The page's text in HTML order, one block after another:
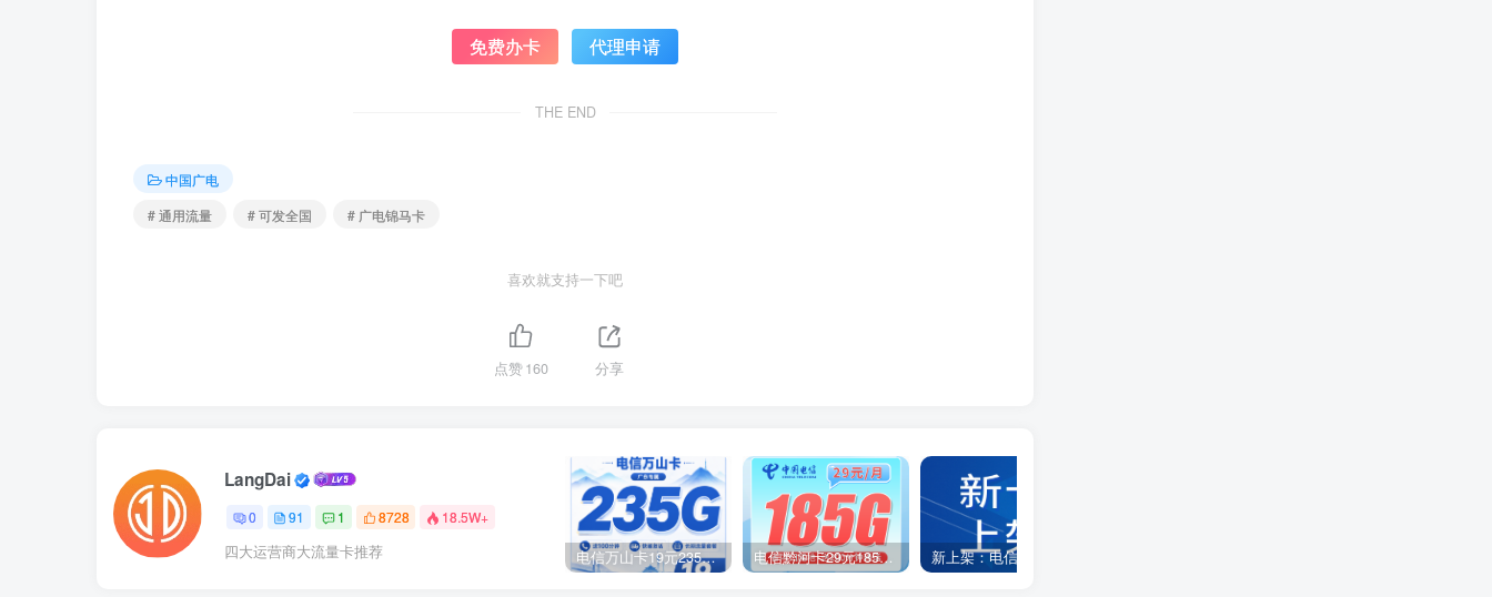
免费办卡 代理申请
THE END
中国广电
# 通用流量
# 可发全国 # 广电锦马卡
喜欢就支持一下吧
点赞160 分享
LangDai
0 91 1 8728 18.5W+
四大运营商大流量卡推荐 电信万山卡19元235G+100分钟+广东省专属！ 电信黔河卡29元185G+200分钟+贵州专属！